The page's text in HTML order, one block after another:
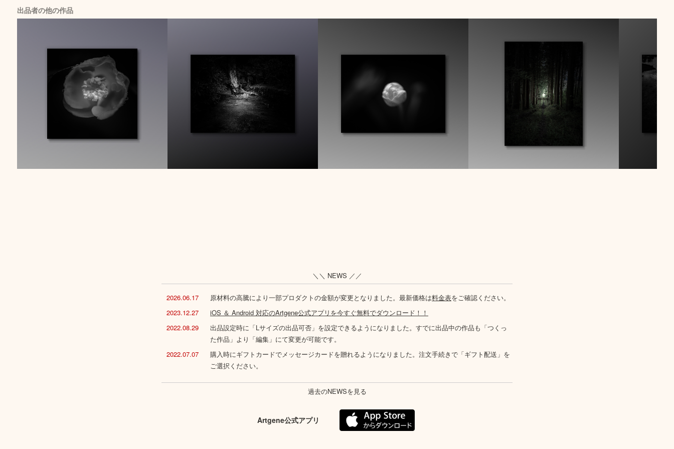
出品者の他の作品
＼＼ NEWS ／／
2026.06.17 原材料の高騰により一部プロダクトの金額が変更となりました。最新価格は料金表をご確認ください。
2023.12.27
iOS ＆ Android 対応のArtgene公式アプリを今すぐ無料でダウンロード！！
2022.08.29
出品設定時に「Lサイズの出品可否」を設定できるようになりました。すでに出品中の作品も「つくっ
た作品」より「編集」にて変更が可能です。
2022.07.07
購入時にギフトカードでメッセージカードを贈れるようになりました。注文手続きで「ギフト配送」を
ご選択ください。
過去のNEWSを見る
Artgene公式アプリ